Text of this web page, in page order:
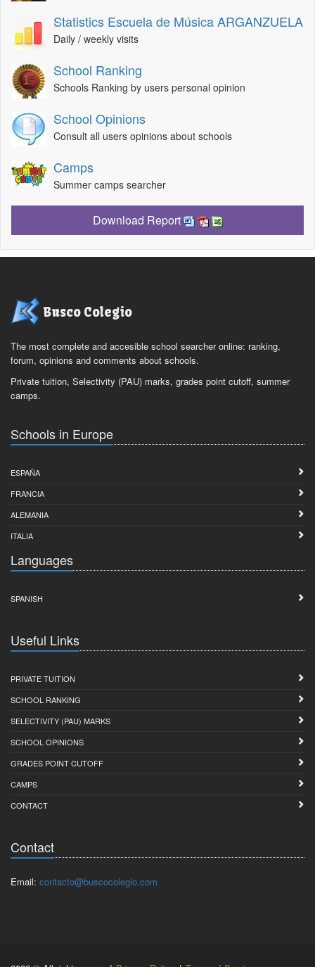
Statistics Escuela de Música ARGANZUELA
Daily / weekly visits
School Ranking
Schools Ranking by users personal opinion
School Opinions
Consult all users opinions about schools
Camps
Summer camps searcher
Download Report
Busco Colegio
The most complete and accesible school searcher online: ranking,
forum, opinions and comments about schools.
Private tuition, Selectivity (PAU) marks, grades point cutoff, summer
camps.
Schools in Europe
ESPAÑA
FRANCIA
ALEMANIA
ITALIA
Languages
SPANISH
Useful Links
PRIVATE TUITION
SCHOOL RANKING
SELECTIVITY (PAU) MARKS
SCHOOL OPINIONS
GRADES POINT CUTOFF
CAMPS
CONTACT
Contact
Email: contacto@buscocolegio.com